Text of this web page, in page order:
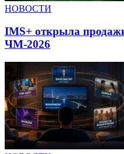
НОВОСТИ
IMS+ открыла
ЧМ-2026